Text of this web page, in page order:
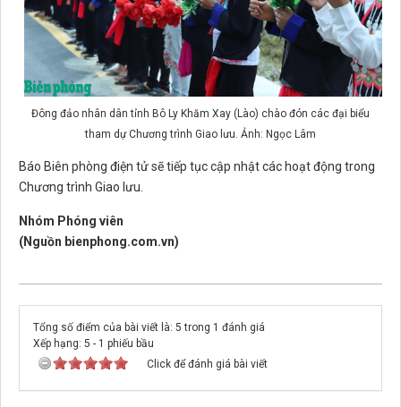
Đông đảo nhân dân tỉnh Bô Ly Khăm Xay (Lào) chào đón các đại biểu
tham dự Chương trình Giao lưu. Ảnh: Ngọc Lâm
Báo Biên phòng điện tử sẽ tiếp tục cập nhật các hoạt động trong
Chương trình Giao lưu.
Nhóm Phóng viên
(Nguồn bienphong.com.vn)
Tổng số điểm của bài viết là: 5 trong 1 đánh giá
Xếp hạng: 5 - 1 phiếu bầu
Click để đánh giá bài viết